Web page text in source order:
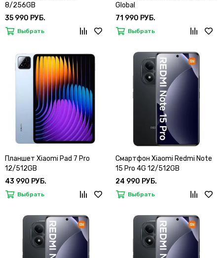
8/256GB
35 990 РУБ.
Выбрать
Global
71 990 РУБ.
Выбрать
Планшет Xiaomi Pad 7 Pro
12/512GB
43 990 РУБ.
Выбрать
Смартфон Xiaomi Redmi Note
15 Pro 4G 12/512GB
24 990 РУБ.
Выбрать